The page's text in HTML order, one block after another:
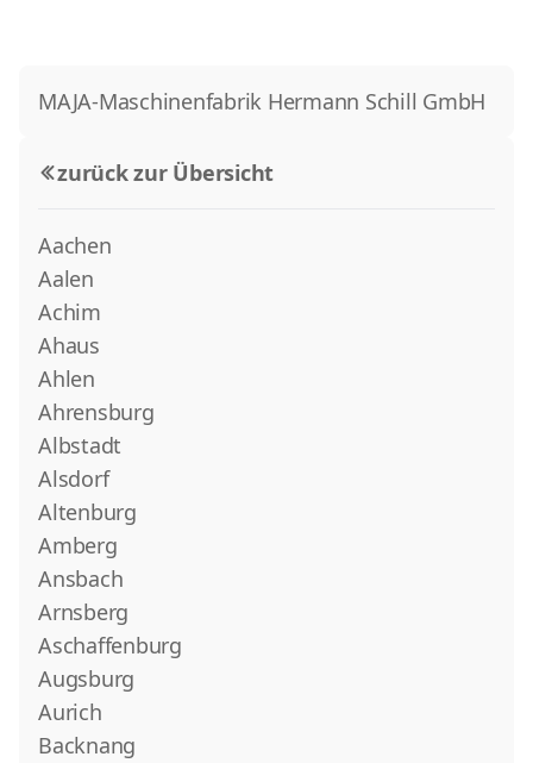
MAJA-Maschinenfabrik Hermann Schill GmbH
zurück zur Übersicht
Aachen
Aalen
Achim
Ahaus
Ahlen
Ahrensburg
Albstadt
Alsdorf
Altenburg
Amberg
Ansbach
Arnsberg
Aschaffenburg
Augsburg
Aurich
Backnang